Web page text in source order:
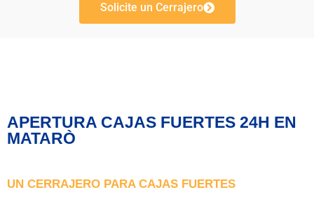
Solicite un Cerrajero
APERTURA CAJAS FUERTES 24H EN
MATARÒ
UN CERRAJERO PARA CAJAS FUERTES